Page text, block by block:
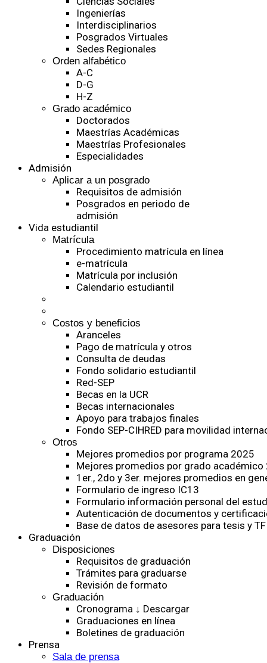
Ingenierías
Interdisciplinarios
Posgrados Virtuales
Sedes Regionales
Orden alfabético
A-C
D-G
H-Z
Grado académico
Doctorados
Maestrías Académicas
Maestrías Profesionales
Especialidades
Admisión
Aplicar a un posgrado
Requisitos de admisión
Posgrados en periodo de
admisión
Vida estudiantil
Matrícula
Procedimiento matrícula en línea
e-matrícula
Matrícula por inclusión
Calendario estudiantil
Costos y beneficios
Aranceles
Pago de matrícula y otros
Consulta de deudas
Fondo solidario estudiantil
Red-SEP
Becas en la UCR
Becas internacionales
Apoyo para trabajos finales
Fondo SEP-CIHRED para movilidad
Otros
Mejores promedios por programa 2025
Mejores promedios por grado académico
1er., 2do y 3er. mejores promedios en
Formulario de ingreso IC13
Formulario información personal del
Autenticación de documentos y
Base de datos de asesores para tesis y
Graduación
Disposiciones
Requisitos de graduación
Trámites para graduarse
Revisión de formato
Graduación
Cronograma ↓ Descargar
Graduaciones en línea
Boletines de graduación
Prensa
Sala de prensa